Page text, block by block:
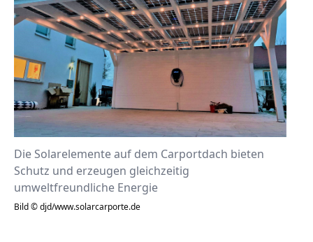
Die Solarelemente auf dem Carportdach bieten
Schutz und erzeugen gleichzeitig
umweltfreundliche Energie
Bild © djd/www.solarcarporte.de